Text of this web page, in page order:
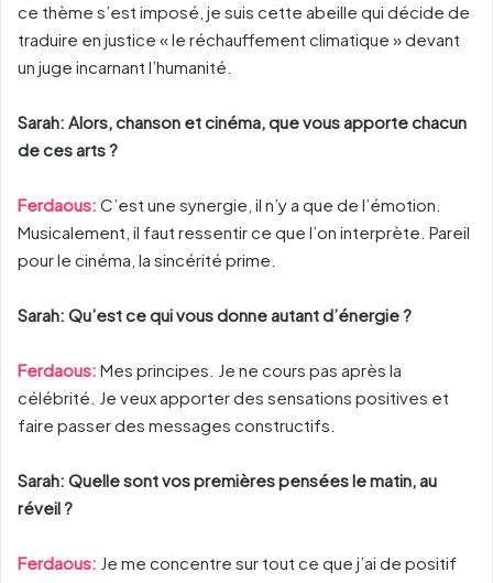
ce thème s’est imposé, je suis cette abeille qui décide de
traduire en justice « le réchauffement climatique » devant
un juge incarnant l’humanité.
Sarah: Alors, chanson et cinéma, que vous apporte chacun
de ces arts ?
Ferdaous: C’est une synergie, il n’y a que de l’émotion.
Musicalement, il faut ressentir ce que l’on interprète. Pareil
pour le cinéma, la sincérité prime.
Sarah: Qu’est ce qui vous donne autant d’énergie ?
Ferdaous: Mes principes. Je ne cours pas après la
célébrité. Je veux apporter des sensations positives et
faire passer des messages constructifs.
Sarah: Quelle sont vos premières pensées le matin, au
réveil ?
Ferdaous: Je me concentre sur tout ce que j’ai de positif